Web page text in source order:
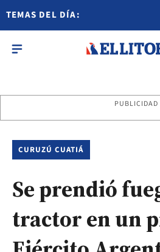
TEMAS DEL DÍA:
PUBLICIDAD
CURUZÚ CUATIÁ
Se prendió
tractor en un